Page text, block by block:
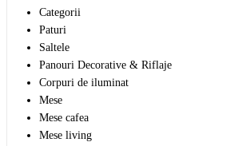
Categorii
Paturi
Saltele
Panouri Decorative & Riflaje
Corpuri de iluminat
Mese
Mese cafea
Mese living